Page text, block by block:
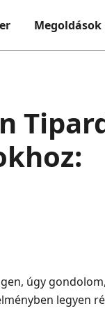
Megoldások
úgy gondolom,
legyen